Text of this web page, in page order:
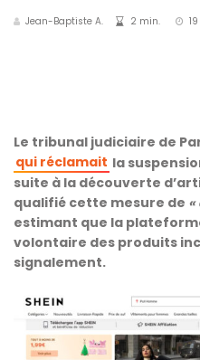
Jean-Baptiste A. 2 min.
Le tribunal judiciaire de
qui réclamait la
suite à la découverte
qualifié cette mesure de
estimant que la
volontaire des produits
signalement.